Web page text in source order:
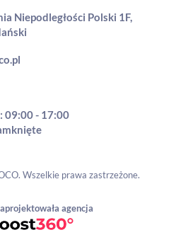
Niepodległości Polski 1F,
09:00 - 17:00
Wszelkie prawa zastrzeżone.
agencja